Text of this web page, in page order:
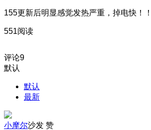
155更新后明显感觉发热严重，掉电快！！
551阅读
评论9
默认
默认
最新
小摩尔沙发 赞